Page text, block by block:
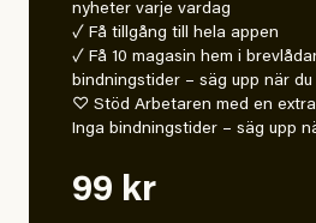
nyheter varje vardag
✓ Få tillgång till hela appen
✓ Få 10 magasin hem i
bindningstider – säg upp när du
♡ Stöd Arbetaren med en
Inga bindningstider – säg upp
99 kr